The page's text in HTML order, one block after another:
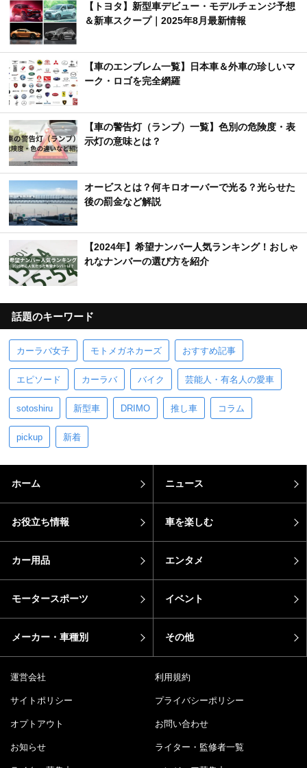
【トヨタ】新型車デビュー・モデルチェンジ予想
＆新車スクープ｜2025年8月最新情報
【車のエンブレム一覧】日本車＆外車の珍しいマ
ーク・ロゴを完全網羅
【車の警告灯（ランプ）一覧】色別の危険度・表
示灯の意味とは？
オービスとは？何キロオーバーで光る？光らせた
後の罰金など解説
【2024年】希望ナンバー人気ランキング！おしゃ
れなナンバーの選び方を紹介
話題のキーワード
カーラバ女子 モトメガネカーズ おすすめ記事
エピソード カーラバ バイク 芸能人・有名人の愛車
sotoshiru 新型車 DRIMO 推し車 コラム
pickup 新着
ホーム ニュース
お役立ち情報 車を楽しむ
カー用品 エンタメ
モータースポーツ イベント
メーカー・車種別 その他
運営会社 利用規約
サイトポリシー プライバシーポリシー
オプトアウト お問い合わせ
お知らせ ライター・監修者一覧